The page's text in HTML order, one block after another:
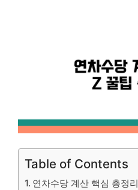
Table of Contents
연차수당 계산 핵심 총정리